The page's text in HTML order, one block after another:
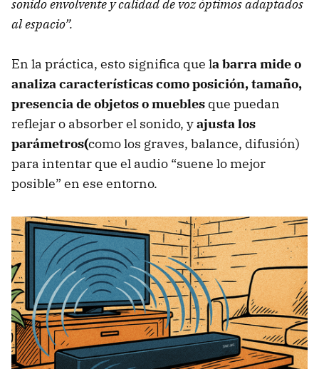
sonido envolvente y calidad de voz óptimos adaptados
al espacio”.
En la práctica, esto significa que la barra mide o
analiza características como posición, tamaño,
presencia de objetos o muebles que puedan
reflejar o absorber el sonido, yajusta los
parámetros(como los graves, balance, difusión)
para intentar que el audio “suene lo mejor
posible” en ese entorno.